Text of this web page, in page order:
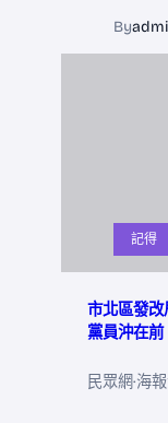
By
記得
市北區發改
黨員沖在前
民眾網·海